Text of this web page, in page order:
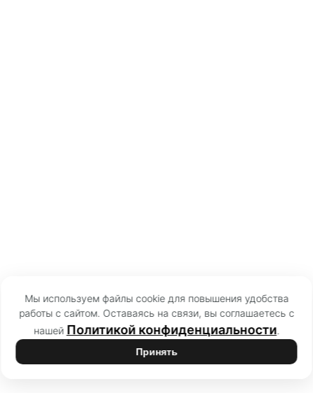
Мы используем файлы cookie для повышения удобства
работы с сайтом. Оставаясь на связи, вы соглашаетесь с
нашей Политикой конфиденциальности.
Принять